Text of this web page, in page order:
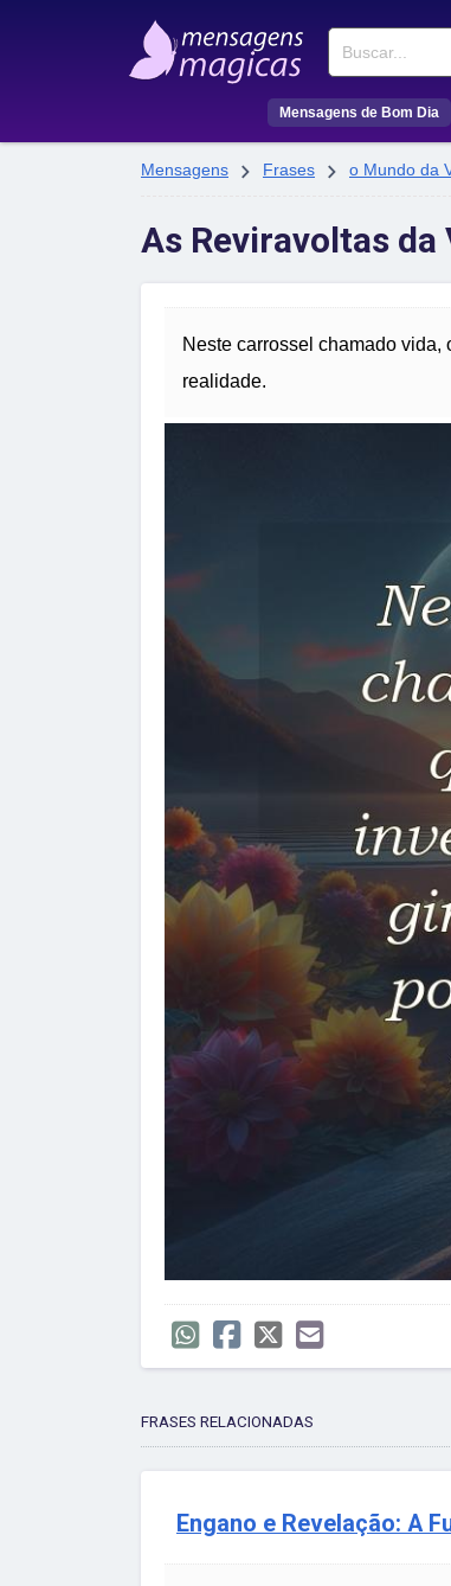
Buscar
Mensagens de Bom Dia
Mensagens  Frases  o Mundo da
As Reviravoltas da
Neste carrossel chamado vida,
realidade.
FRASES RELACIONADAS
Engano e Revelação: A